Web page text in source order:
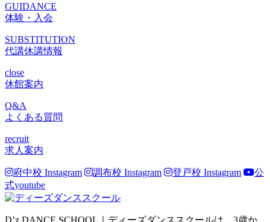
GUIDANCE
体験・入会
SUBSTITUTION
代講休講情報
close
休館案内
Q&A
よくある質問
recruit
求人案内
府中校 Instagram 調布校 Instagram 登戸校 Instagram
公
式youtube
D’z DANCE SCHOOL｜ディーズダンススクールは、3歳か